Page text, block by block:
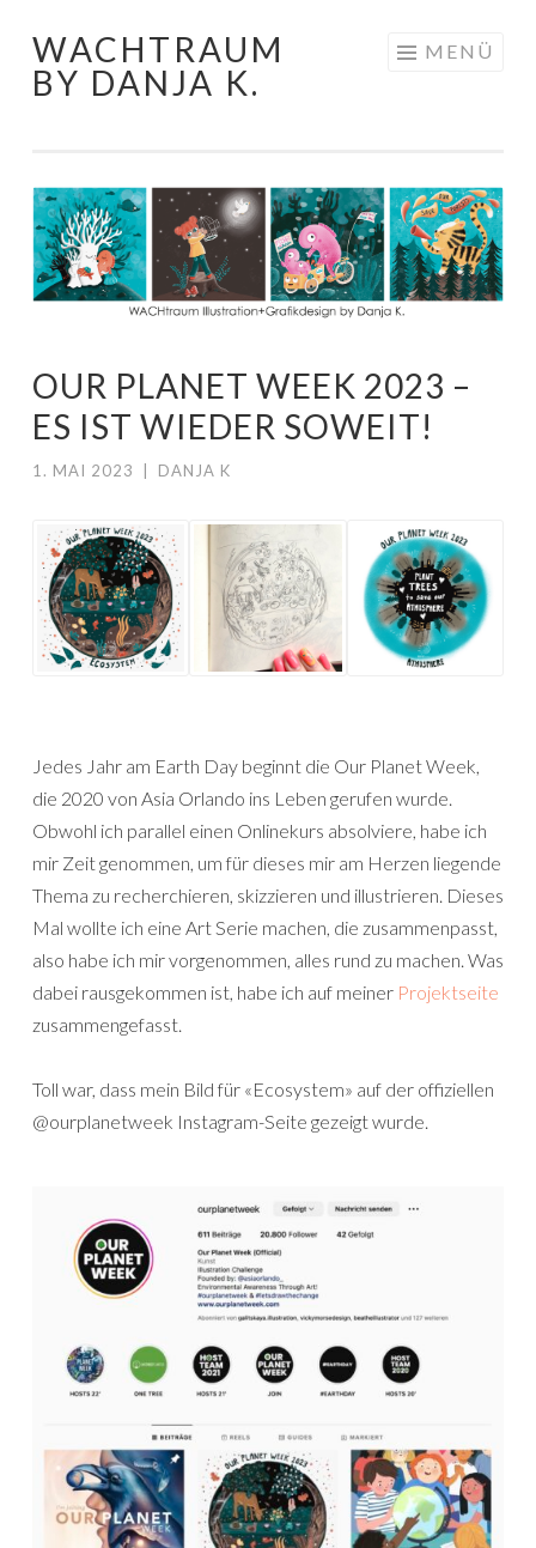
Springe
zum
WACHTRAUM
BY DANJA K.
MENÜ
OUR PLANET WEEK 2023 –
ES IST WIEDER SOWEIT!
1. MAI 2023 DANJA K
Jedes Jahr am Earth Day beginnt die Our Planet Week,
die 2020 von Asia Orlando ins Leben gerufen wurde.
Obwohl ich parallel einen Onlinekurs absolviere, habe ich
mir Zeit genommen, um für dieses mir am Herzen liegende
Thema zu recherchieren, skizzieren und illustrieren. Dieses
Mal wollte ich eine Art Serie machen, die zusammenpasst,
also habe ich mir vorgenommen, alles rund zu machen. Was
dabei rausgekommen ist, habe ich auf meiner Projektseite
zusammengefasst.
Toll war, dass mein Bild für «Ecosystem» auf der offiziellen
@ourplanetweek Instagram-Seite gezeigt wurde.